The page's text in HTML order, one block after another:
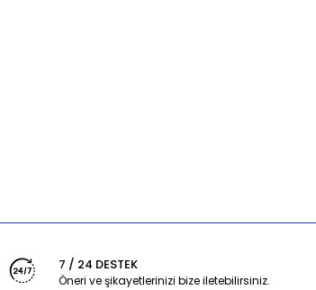
7 / 24 DESTEK
Öneri ve şikayetlerinizi bize iletebilirsiniz.